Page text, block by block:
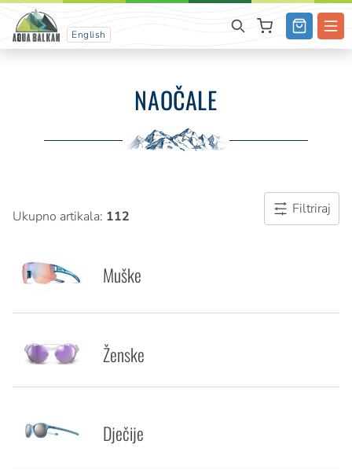
English
NAOČALE
Ukupno artikala: 112 Filtriraj
Muške
Ženske
Dječije